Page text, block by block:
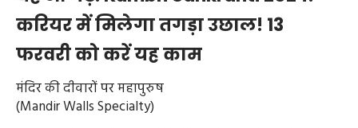
करियर में मिलेगा तगड़ा उछाल! 13
फरवरी को करें यह काम
मंदिर की दीवारों पर महापुरुष
(Mandir Walls Specialty)